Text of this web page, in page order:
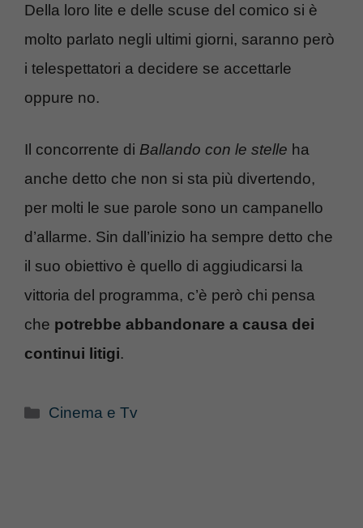
Della loro lite e delle scuse del comico si è
molto parlato negli ultimi giorni, saranno però
i telespettatori a decidere se accettarle
oppure no.
Il concorrente di Ballando con le stelle ha
anche detto che non si sta più divertendo,
per molti le sue parole sono un campanello
d’allarme. Sin dall’inizio ha sempre detto che
il suo obiettivo è quello di aggiudicarsi la
vittoria del programma, c’è però chi pensa
che potrebbe abbandonare a causa dei
continui litigi.
Categorie
Cinema e Tv